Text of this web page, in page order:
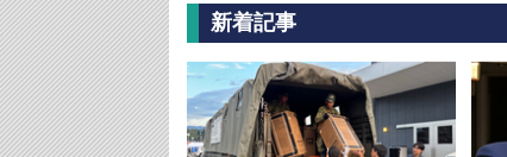
新着記事